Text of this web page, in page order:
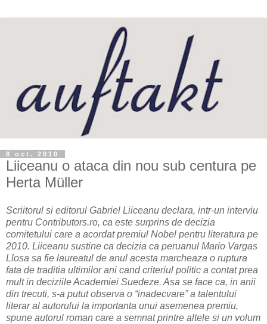
8 oct. 2010
Liiceanu o ataca din nou sub centura pe
Herta Müller
Scriitorul si editorul Gabriel Liiceanu declara, intr-un interviu
pentru Contributors.ro, ca este surprins de decizia
comitetului care a acordat premiul Nobel pentru literatura pe
2010. Liiceanu sustine ca decizia ca peruanul Mario Vargas
Llosa sa fie laureatul de anul acesta marcheaza o ruptura
fata de traditia ultimilor ani cand criteriul politic a contat prea
mult in deciziile Academiei Suedeze. Asa se face ca, in anii
din trecuti, s-a putut observa o “inadecvare” a talentului
literar al autorului la importanta unui asemenea premiu,
spune autorul roman care a semnat printre altele si un volum